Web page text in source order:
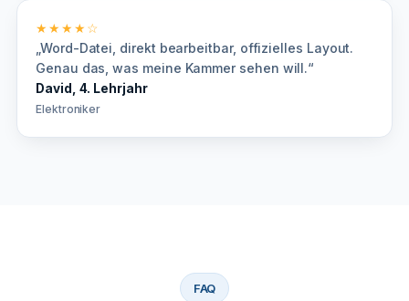
★★★★☆
„Word-Datei, direkt bearbeitbar, offizielles Layout.
Genau das, was meine Kammer sehen will.“
David, 4. Lehrjahr
Elektroniker
FAQ